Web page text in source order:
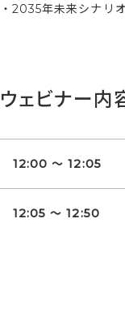
・2035年未来シナリ
ウェビナー内
12:00 ～ 12:05
12:05 ～ 12:50